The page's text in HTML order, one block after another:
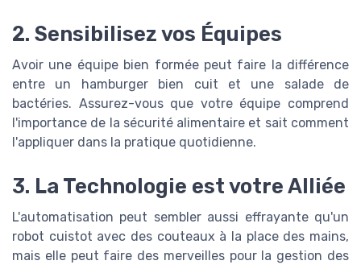
2. Sensibilisez vos Équipes
Avoir une équipe bien formée peut faire la différence
entre un hamburger bien cuit et une salade de
bactéries. Assurez-vous que votre équipe comprend
l'importance de la sécurité alimentaire et sait comment
l'appliquer dans la pratique quotidienne.
3. La Technologie est votre Alliée
L'automatisation peut sembler aussi effrayante qu'un
robot cuistot avec des couteaux à la place des mains,
mais elle peut faire des merveilles pour la gestion des